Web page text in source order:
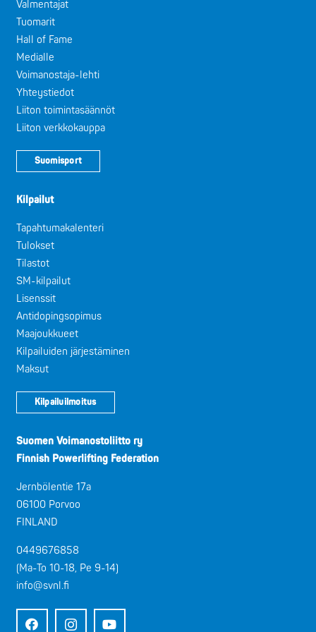
Valmentajat
Tuomarit
Hall of Fame
Medialle
Voimanostaja-lehti
Yhteystiedot
Liiton toimintasäännöt
Liiton verkkokauppa
Suomisport
Kilpailut
Tapahtumakalenteri
Tulokset
Tilastot
SM-kilpailut
Lisenssit
Antidopingsopimus
Maajoukkueet
Kilpailuiden järjestäminen
Maksut
Kilpailuilmoitus
Suomen Voimanostoliitto ry
Finnish Powerlifting Federation
Jernbölentie 17a
06100 Porvoo
FINLAND
0449676858
(Ma-To 10-18, Pe 9-14)
info@svnl.fi